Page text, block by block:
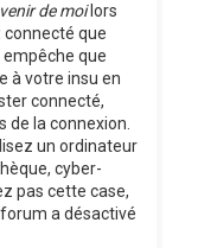
de moilors
que
que
à votre insu en
connecté,
de la connexion.
un ordinateur
cyber-
pas cette case,
a désactivé